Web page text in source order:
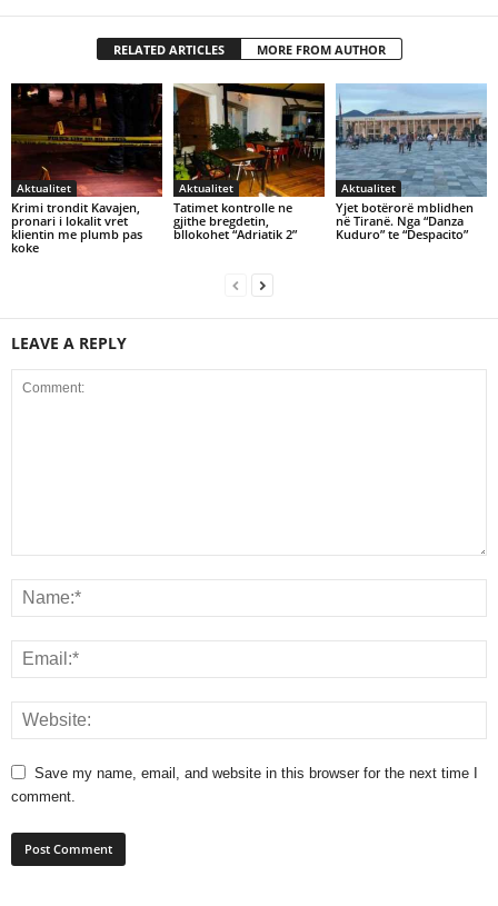
RELATED ARTICLES MORE FROM AUTHOR
Aktualitet
Krimi trondit Kavajen,
pronari i lokalit vret
klientin me plumb pas
koke
Aktualitet
Tatimet kontrolle ne
gjithe bregdetin,
bllokohet “Adriatik 2”
Aktualitet
Yjet botërorë mblidhen
në Tiranë. Nga “Danza
Kuduro” te “Despacito”
LEAVE A REPLY
Save my name, email, and website in this browser for the next time I
comment.